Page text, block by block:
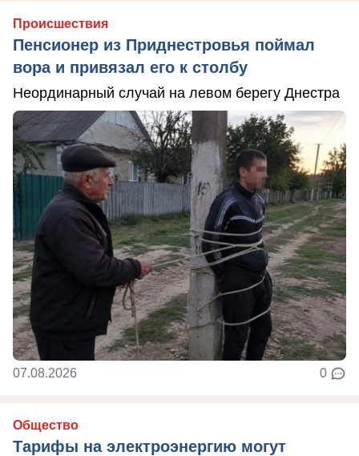
Происшествия
Пенсионер из Приднестровья поймал
вора и привязал его к столбу
Неординарный случай на левом берегу Днестра
07.08.2026 0
Общество
Тарифы на электроэнергию могут